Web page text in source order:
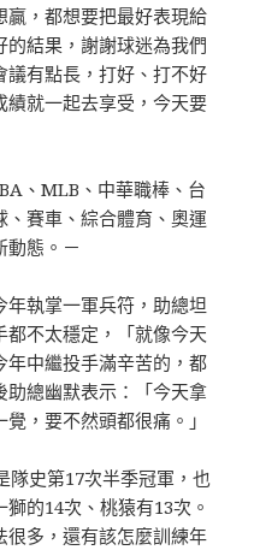
贏，都想要把最好表現給
結果，謝謝球迷為我們
議有點長，打好、打不好
績就一起去享受，今天要
、MLB、中華職棒、台
賽車、綜合體育、奧運
動態。－
執掌一軍兵符，助總坦
不太穩定，「就像今天
年中繼投手滿辛苦的，都
助總幽默表示：「今天拿
，要不然頭都很痛。」
隊史第17次半季冠軍，也
的14次、桃猿有13次。
很多，還有該怎麼訓練年